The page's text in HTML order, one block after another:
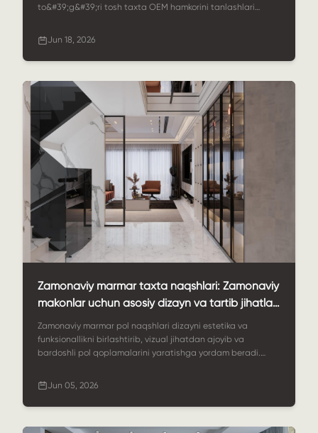
to&#39;g&#39;ri tosh taxta OEM hamkorini tanlashlari
ishlov berish, sifat nazorati, qadoqlash, qo&#39;llash
stsenariylari va StoneSale global tosh taxta taxta
loyihalarini qanday qo&#39;llab-quvvatlashi yoritilgan.
Jun 18, 2026
Zamonaviy marmar taxta naqshlari: Zamonaviy
makonlar uchun asosiy dizayn va tartib jihatlari
nimalardan iborat?
Zamonaviy marmar pol naqshlari dizayni estetika va
funksionallikni birlashtirib, vizual jihatdan ajoyib va ​​
bardoshli pol qoplamalarini yaratishga yordam beradi.
naqshlar, materiallar va maketlarni qanday rejalashtirish
tushuntirilgan.
Jun 05, 2026